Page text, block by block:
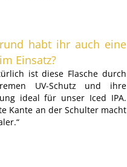
habt ihr auch eine
Einsatz?
ist diese Flasche durch
UV-Schutz und ihre
ideal für unser Iced IPA.
Kante an der Schulter macht